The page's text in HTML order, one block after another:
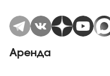
Аренда